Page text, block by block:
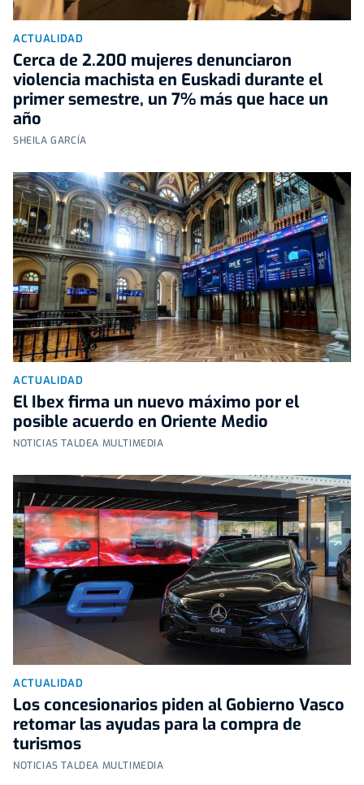
ACTUALIDAD
Cerca de 2.200 mujeres denunciaron
violencia machista en Euskadi durante el
primer semestre, un 7% más que hace un
año
SHEILA GARCÍA
ACTUALIDAD
El Ibex firma un nuevo máximo por el
posible acuerdo en Oriente Medio
NOTICIAS TALDEA MULTIMEDIA
ACTUALIDAD
Los concesionarios piden al Gobierno Vasco
retomar las ayudas para la compra de
turismos
NOTICIAS TALDEA MULTIMEDIA